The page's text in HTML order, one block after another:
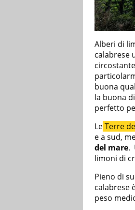
Alberi di
calabrese
buona
la buona
perfetto
LeTerre
e a sud,
del mare.
limoni di
Pieno di
calabrese
peso